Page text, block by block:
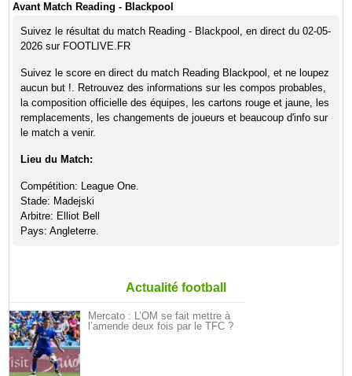
Avant Match Reading - Blackpool
Suivez le résultat du match Reading - Blackpool, en direct du 02-05-
2026 sur FOOTLIVE.FR
Suivez le score en direct du match Reading Blackpool, et ne loupez
aucun but !. Retrouvez des informations sur les compos probables,
la composition officielle des équipes, les cartons rouge et jaune, les
remplacements, les changements de joueurs et beaucoup d'info sur
le match a venir.
Lieu du Match:
Compétition: League One.
Stade: Madejski
Arbitre: Elliot Bell
Pays: Angleterre.
Actualité football
Mercato : L’OM se fait mettre à
l’amende deux fois par le TFC ?